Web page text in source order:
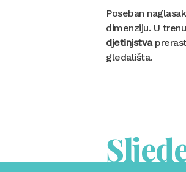
Poseban
dimenziju. U
djetinjstva
gledališta.